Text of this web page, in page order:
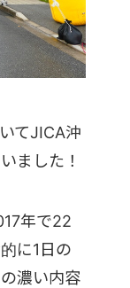
てJICA沖
ました！
年で22
に1日の
濃い内容